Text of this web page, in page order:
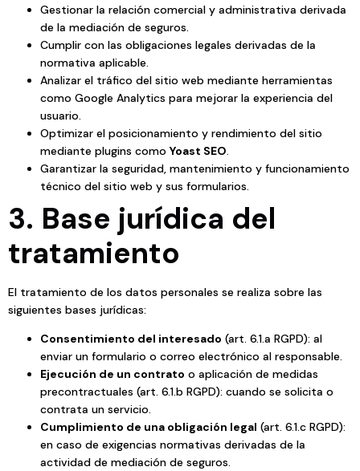
Gestionar la relación comercial y administrativa derivada
de la mediación de seguros.
Cumplir con las obligaciones legales derivadas de la
normativa aplicable.
Analizar el tráfico del sitio web mediante herramientas
como Google Analytics para mejorar la experiencia del
usuario.
Optimizar el posicionamiento y rendimiento del sitio
mediante plugins como Yoast SEO.
Garantizar la seguridad, mantenimiento y funcionamiento
técnico del sitio web y sus formularios.
3. Base jurídica del
tratamiento
El tratamiento de los datos personales se realiza sobre las
siguientes bases jurídicas:
Consentimiento del interesado (art. 6.1.a RGPD): al
enviar un formulario o correo electrónico al responsable.
Ejecución de un contrato o aplicación de medidas
precontractuales (art. 6.1.b RGPD): cuando se solicita o
contrata un servicio.
Cumplimiento de una obligación legal (art. 6.1.c RGPD):
en caso de exigencias normativas derivadas de la
actividad de mediación de seguros.